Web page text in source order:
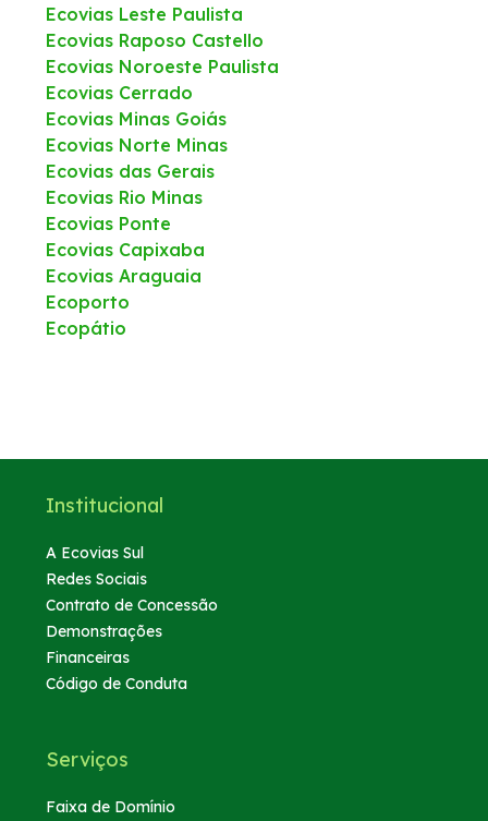
Ecovias Leste Paulista
Ecovias Raposo Castello
Ecovias Noroeste Paulista
Ecovias Cerrado
Ecovias Minas Goiás
Ecovias Norte Minas
Ecovias das Gerais
Ecovias Rio Minas
Ecovias Ponte
Ecovias Capixaba
Ecovias Araguaia
Ecoporto
Ecopátio
Institucional
A Ecovias Sul
Redes Sociais
Contrato de Concessão
Demonstrações
Financeiras
Código de Conduta
Serviços
Faixa de Domínio